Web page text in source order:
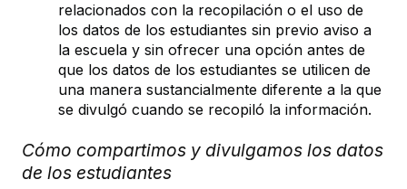
relacionados con la recopilación o el uso de
los datos de los estudiantes sin previo aviso a
la escuela y sin ofrecer una opción antes de
que los datos de los estudiantes se utilicen de
una manera sustancialmente diferente a la que
se divulgó cuando se recopiló la información.
Cómo compartimos y divulgamos los datos
de los estudiantes